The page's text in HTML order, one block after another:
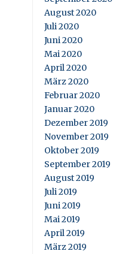
August 2020
Juli 2020
Juni 2020
Mai 2020
April 2020
März 2020
Februar 2020
Januar 2020
Dezember 2019
November 2019
Oktober 2019
September 2019
August 2019
Juli 2019
Juni 2019
Mai 2019
April 2019
März 2019